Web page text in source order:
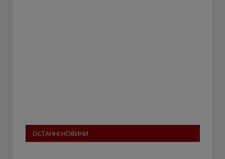
ОСТАННІ НОВИНИ